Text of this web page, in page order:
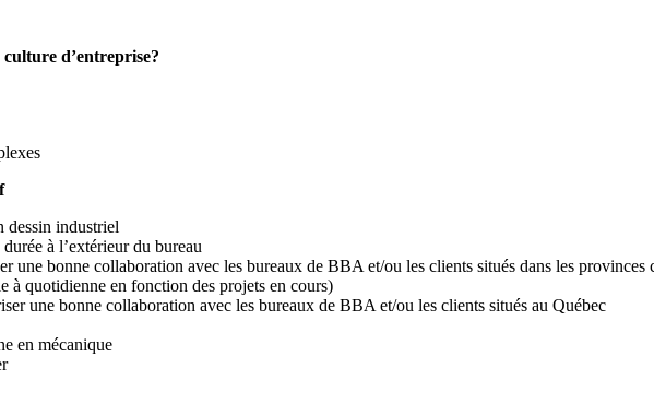
d’entreprise?
dessin industriel
à l’extérieur du bureau
une bonne collaboration avec les bureaux de BBA et/ou les clients situés dans les
à quotidienne en fonction des projets en cours)
une bonne collaboration avec les bureaux de BBA et/ou les clients situés au Québec
en mécanique